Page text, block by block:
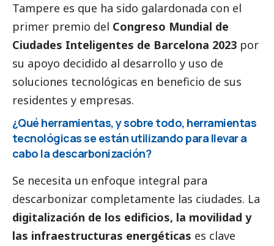
Tampere es que ha sido galardonada con el
primer premio del Congreso Mundial de
Ciudades Inteligentes de Barcelona 2023 por
su apoyo decidido al desarrollo y uso de
soluciones tecnológicas en beneficio de sus
residentes y empresas.
¿Qué herramientas, y sobre todo, herramientas
tecnológicas se están utilizando para llevar a
cabo la descarbonización?
Se necesita un enfoque integral para
descarbonizar completamente las ciudades. La
digitalización de los edificios, la movilidad y
las infraestructuras energéticas es clave